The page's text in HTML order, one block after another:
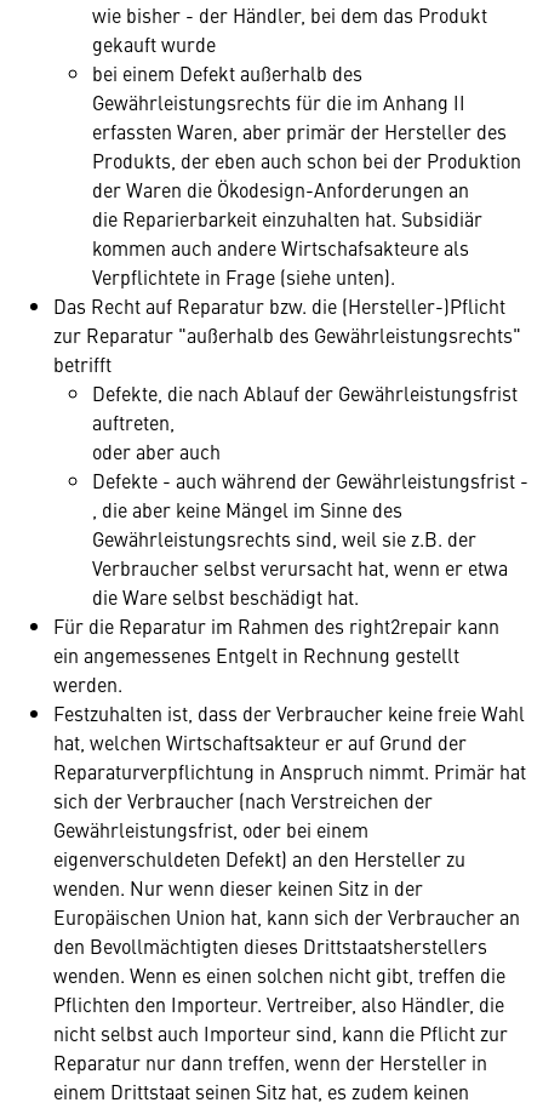
wie bisher - der Händler, bei dem das Produkt
gekauft wurde
bei einem Defekt außerhalb des
Gewährleistungsrechts für die im Anhang II
erfassten Waren, aber primär der Hersteller des
Produkts, der eben auch schon bei der Produktion
der Waren die Ökodesign-Anforderungen an
die Reparierbarkeit einzuhalten hat. Subsidiär
kommen auch andere Wirtschafsakteure als
Verpflichtete in Frage (siehe unten).
Das Recht auf Reparatur bzw. die (Hersteller-)Pflicht
zur Reparatur "außerhalb des Gewährleistungsrechts"
betrifft
Defekte, die nach Ablauf der Gewährleistungsfrist
auftreten,
oder aber auch
Defekte - auch während der Gewährleistungsfrist -
, die aber keine Mängel im Sinne des
Gewährleistungsrechts sind, weil sie z.B. der
Verbraucher selbst verursacht hat, wenn er etwa
die Ware selbst beschädigt hat.
Für die Reparatur im Rahmen des right2repair kann
ein angemessenes Entgelt in Rechnung gestellt
werden.
Festzuhalten ist, dass der Verbraucher keine freie Wahl
hat, welchen Wirtschaftsakteur er auf Grund der
Reparaturverpflichtung in Anspruch nimmt. Primär hat
sich der Verbraucher (nach Verstreichen der
Gewährleistungsfrist, oder bei einem
eigenverschuldeten Defekt) an den Hersteller zu
wenden. Nur wenn dieser keinen Sitz in der
Europäischen Union hat, kann sich der Verbraucher an
den Bevollmächtigten dieses Drittstaatsherstellers
wenden. Wenn es einen solchen nicht gibt, treffen die
Pflichten den Importeur. Vertreiber, also Händler, die
nicht selbst auch Importeur sind, kann die Pflicht zur
Reparatur nur dann treffen, wenn der Hersteller in
einem Drittstaat seinen Sitz hat, es zudem keinen